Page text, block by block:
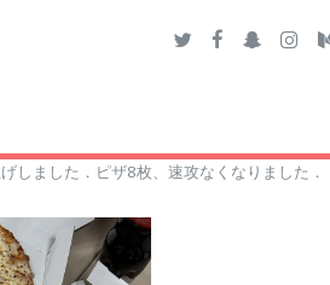
しました．ピザ8枚、速攻なくなりました．